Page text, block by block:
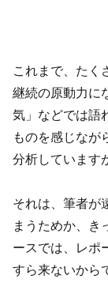
これまで、たく
継続の原動力に
気」などでは語
ものを感じなが
分析しています
それは、筆者が
まうためか、き
ースでは、レポ
すら来ないから